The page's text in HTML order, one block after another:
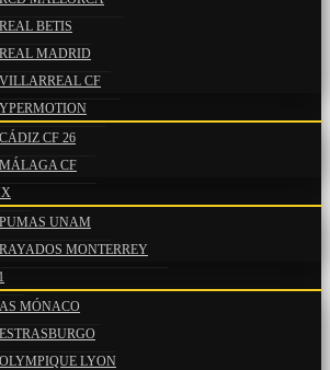
REAL BETIS
REAL MADRID
VILLARREAL CF
CÁDIZ CF 26
MÁLAGA CF
PUMAS UNAM
RAYADOS MONTERREY
AS MÓNACO
ESTRASBURGO
OLYMPIQUE LYON